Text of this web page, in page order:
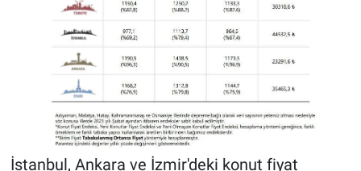
İstanbul, Ankara ve İzmir'deki konut fiyat